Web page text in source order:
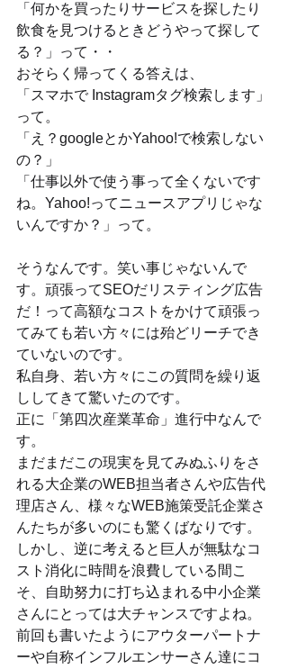
「何かを買ったりサービスを探したり
飲食を見つけるときどうやって探して
る？」って・・
おそらく帰ってくる答えは、
「スマホで Instagramタグ検索します」
って。
「え？googleとかYahoo!で検索しない
の？」
「仕事以外で使う事って全くないです
ね。Yahoo!ってニュースアプリじゃな
いんですか？」って。
そうなんです。笑い事じゃないんで
す。頑張ってSEOだリスティング広告
だ！って高額なコストをかけて頑張っ
てみても若い方々には殆どリーチでき
ていないのです。
私自身、若い方々にこの質問を繰り返
ししてきて驚いたのです。
正に「第四次産業革命」進行中なんで
す。
まだまだこの現実を見てみぬふりをさ
れる大企業のWEB担当者さんや広告代
理店さん、様々なWEB施策受託企業さ
んたちが多いのにも驚くばなりです。
しかし、逆に考えると巨人が無駄なコ
スト消化に時間を浪費している間こ
そ、自助努力に打ち込まれる中小企業
さんにとっては大チャンスですよね。
前回も書いたようにアウターパートナ
ーや自称インフルエンサーさん達にコ